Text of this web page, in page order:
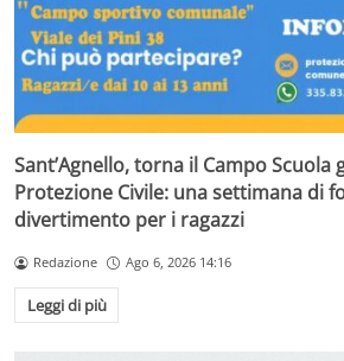
Sant’Agnello, torna il Campo Scuola
Protezione Civile: una settimana di
divertimento per i ragazzi
Redazione Ago 6, 2026 14:16
Leggi di più